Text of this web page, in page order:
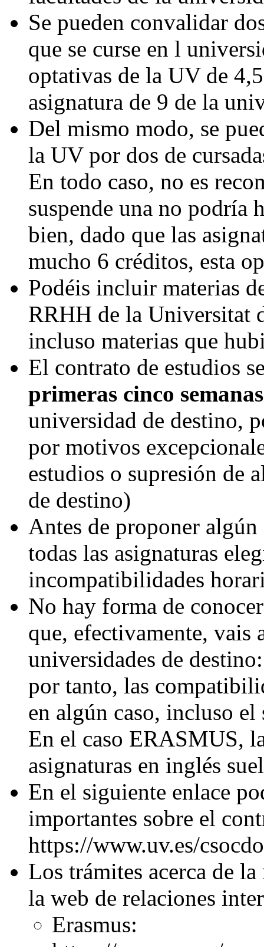
Se pueden convalidar
que se curse en l
optativas de la UV de
asignatura de 9 de la
Del mismo modo, se
la UV por dos de
En todo caso, no es
suspende una no podría
bien, dado que las
mucho 6 créditos, esta
Podéis incluir materias
RRHH de la Universitat
incluso materias que
El contrato de estudios
primeras cinco semanas
universidad de destino,
por motivos
estudios o supresión de
de destino)
Antes de proponer
todas las asignaturas
incompatibilidades
No hay forma de
que, efectivamente, vais
universidades de
por tanto, las
en algún caso, incluso el
En el caso ERASMUS,
asignaturas en inglés
En el siguiente enlace
importantes sobre el
https://www.uv.es/
Los trámites acerca de
la web de relaciones
Erasmus: